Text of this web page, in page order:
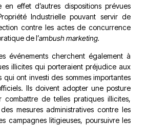
en effet d’autres dispositions prévues
Industrielle pouvant servir de
contre les actes de concurrence
de l’ambush marketing.
événements cherchent également à
illicites qui porteraient préjudice aux
qui ont investi des sommes importantes
Ils doivent adopter une posture
combattre de telles pratiques illicites,
mesures administratives contre les
campagnes litigieuses, poursuivre les